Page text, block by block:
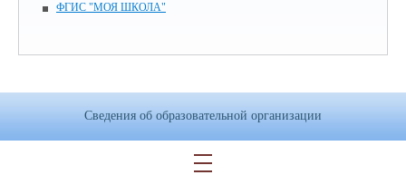
ФГИС "МОЯ ШКОЛА"
Сведения об образовательной организации